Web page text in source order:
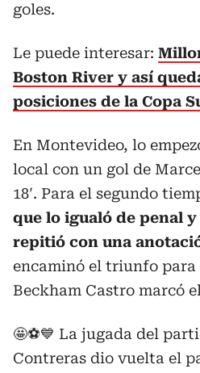
goles.
Le puede interesar:
Boston River y así
posiciones de la Copa
En Montevideo, lo
local con un gol de
18′. Para el segundo
que lo igualó de penal y
repitió con una
encaminó el triunfo para
Beckham Castro marcó el
🤩⚽️💙 La jugada del
Contreras dio vuelta el